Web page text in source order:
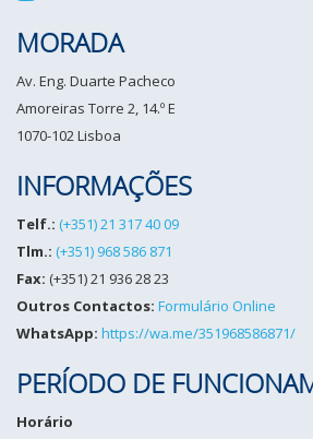
MORADA
Av. Eng. Duarte Pacheco
Amoreiras Torre 2, 14.º E
1070-102 Lisboa
INFORMAÇÕES
Telf.: (+351) 21 317 40 09
Tlm.: (+351) 968 586 871
Fax: (+351) 21 936 28 23
Outros Contactos: Formulário Online
WhatsApp: https://wa.me/351968586871/
PERÍODO DE
Horário